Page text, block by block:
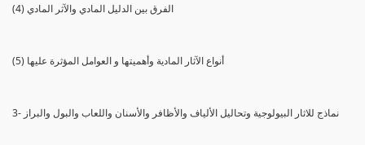
(4) الفرق بين الدليل المادي والآثر المادي
(5) أنواع الآثار المادية وأهميتها و العوامل المؤثرة عليها
3- نماذج للاثار البيولوجية وتحاليل الألياف والأظافر والأسنان واللعاب والبول والبراز